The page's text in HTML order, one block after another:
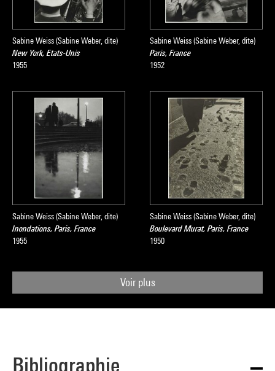
Sabine Weiss (Sabine Weber, dite)
New York, Etats-Unis
1955
Sabine Weiss (Sabine Weber, dite)
Paris, France
1952
Sabine Weiss (Sabine Weber, dite)
Inondations, Paris, France
1955
Sabine Weiss (Sabine Weber, dite)
Boulevard Murat, Paris, France
1950
Voir plus
Bibliographie